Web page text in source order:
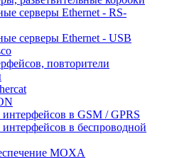
серверы Ethernet - RS-
серверы Ethernet - USB
повторители
интерфейсов в GSM / GPRS
интерфейсов в беспроводной
MOXA